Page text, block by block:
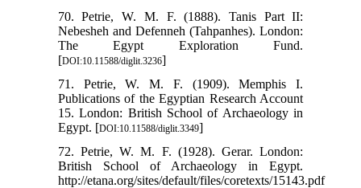
70. Petrie, W. M. F. (1888). Tanis Part II:
Nebesheh and Defenneh (Tahpanhes). London:
The Egypt Exploration Fund.
[DOI:10.11588/diglit.3236]
71. Petrie, W. M. F. (1909). Memphis I.
Publications of the Egyptian Research Account
15. London: British School of Archaeology in
Egypt. [DOI:10.11588/diglit.3349]
72. Petrie, W. M. F. (1928). Gerar. London:
British School of Archaeology in Egypt.
http://etana.org/sites/default/files/coretexts/15143.pdf